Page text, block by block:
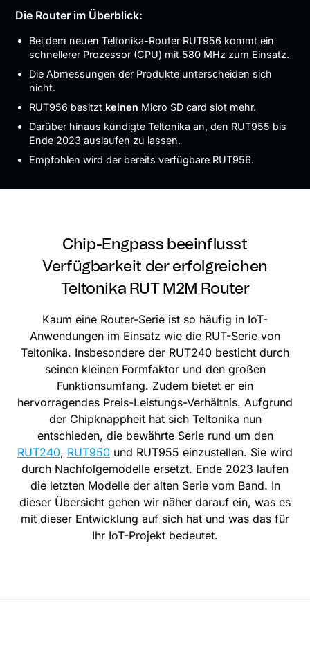
Die Router im Überblick:
Bei dem neuen Teltonika-Router RUT956 kommt ein
schnellerer Prozessor (CPU) mit 580 MHz zum Einsatz.
Die Abmessungen der Produkte unterscheiden sich
nicht.
RUT956 besitzt keinen Micro SD card slot mehr.
Darüber hinaus kündigte Teltonika an, den RUT955 bis
Ende 2023 auslaufen zu lassen.
Empfohlen wird der bereits verfügbare RUT956.
Chip-Engpass beeinflusst
Verfügbarkeit der erfolgreichen
Teltonika RUT M2M Router
Kaum eine Router-Serie ist so häufig in IoT-
Anwendungen im Einsatz wie die RUT-Serie von
Teltonika. Insbesondere der RUT240 besticht durch
seinen kleinen Formfaktor und den großen
Funktionsumfang. Zudem bietet er ein
hervorragendes Preis-Leistungs-Verhältnis. Aufgrund
der Chipknappheit hat sich Teltonika nun
entschieden, die bewährte Serie rund um den
RUT240, RUT950 und RUT955 einzustellen. Sie wird
durch Nachfolgemodelle ersetzt. Ende 2023 laufen
die letzten Modelle der alten Serie vom Band. In
dieser Übersicht gehen wir näher darauf ein, was es
mit dieser Entwicklung auf sich hat und was das für
Ihr IoT-Projekt bedeutet.